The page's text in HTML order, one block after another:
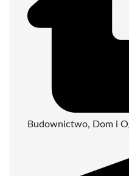
Budownictwo, Dom i